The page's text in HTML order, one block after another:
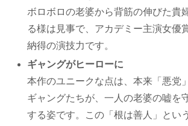
ボロボロの老婆から背筋の伸びた貴
る様は見事で、アカデミー主演女優
納得の演技力です。
ギャングがヒーローに
本作のユニークな点は、本来「悪党
ギャングたちが、一人の老婆の嘘を
する姿です。この「根は善人」とい